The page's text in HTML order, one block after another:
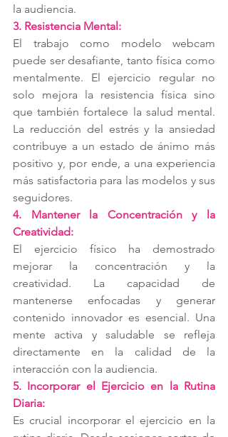
la audiencia.
3. Resistencia Mental:
El trabajo como modelo webcam
puede ser desafiante, tanto física como
mentalmente. El ejercicio regular no
solo mejora la resistencia física sino
que también fortalece la salud mental.
La reducción del estrés y la ansiedad
contribuye a un estado de ánimo más
positivo y, por ende, a una experiencia
más satisfactoria para las modelos y sus
seguidores.
4. Mantener la Concentración y la
Creatividad:
El ejercicio físico ha demostrado
mejorar la concentración y la
creatividad. La capacidad de
mantenerse enfocadas y generar
contenido innovador es esencial. Una
mente activa y saludable se refleja
directamente en la calidad de la
interacción con la audiencia.
5. Incorporar el Ejercicio en la Rutina
Diaria:
Es crucial incorporar el ejercicio en la